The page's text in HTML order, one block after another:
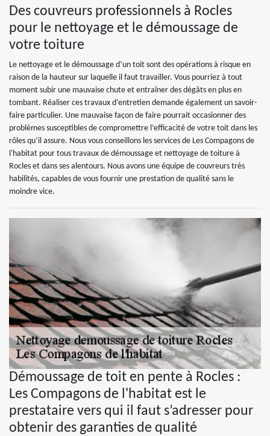
Des couvreurs professionnels à Rocles
pour le nettoyage et le démoussage de
votre toiture
Le nettoyage et le démoussage d’un toit sont des opérations à risque en
raison de la hauteur sur laquelle il faut travailler. Vous pourriez à tout
moment subir une mauvaise chute et entraîner des dégâts en plus en
tombant. Réaliser ces travaux d’entretien demande également un savoir-
faire particulier. Une mauvaise façon de faire pourrait occasionner des
problèmes susceptibles de compromettre l’efficacité de votre toit dans les
rôles qu’il assure. Nous vous conseillons les services de Les Compagons de
l'habitat pour tous travaux de démoussage et nettoyage de toiture à
Rocles et dans ses alentours. Nous avons une équipe de couvreurs très
habilités, capables de vous fournir une prestation de qualité sans le
moindre vice.
Démoussage de toit en pente à Rocles :
Les Compagons de l'habitat est le
prestataire vers qui il faut s’adresser pour
obtenir des garanties de qualité